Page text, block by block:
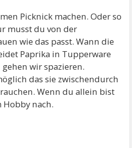
Picknick machen. Oder so
musst du von der
wie das passt. Wann die
Paprika in Tupperware
wir spazieren.
das sie zwischendurch
Wenn du allein bist
nach.